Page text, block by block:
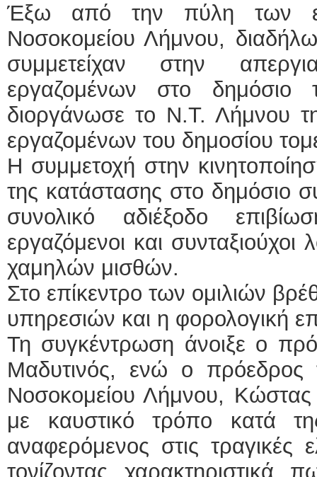
Έξω από την πύλη των
Νοσοκομείου Λήμνου,
συμμετείχαν στην
εργαζομένων στο
διοργάνωσε το Ν.Τ. Λήμνου
εργαζομένων του δημοσίου
Η συμμετοχή στην
της κατάστασης στο δημόσιο
συνολικό αδιέξοδο
εργαζόμενοι και
χαμηλών μισθών.
Στο επίκεντρο των ομιλιών
υπηρεσιών και η φορολογική
Τη συγκέντρωση άνοιξε ο
Μαδυτινός, ενώ ο
Νοσοκομείου Λήμνου, Κώστας
με καυστικό τρόπο κατά
αναφερόμενος στις τραγικές
τονίζοντας χαρακτηριστικά